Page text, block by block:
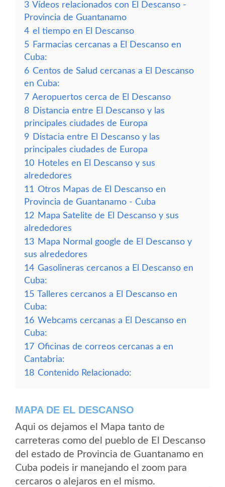
3 Vídeos relacionados con El Descanso -
Provincia de Guantanamo
4 el tiempo en El Descanso
5 Farmacias cercanas a El Descanso en
Cuba:
6 Centos de Salud cercanas a El Descanso
en Cuba:
7 Aeropuertos cerca de El Descanso
8 Distancia entre El Descanso y las
principales ciudades de Europa
9 Distacia entre El Descanso y las
principales ciudades de Europa
10 Hoteles en El Descanso y sus
alrededores
11 Otros Mapas de El Descanso en
Provincia de Guantanamo - Cuba
12 Mapa Satelite de El Descanso y sus
alrededores
13 Mapa Normal google de El Descanso y
sus alrededores
14 Gasolineras cercanos a El Descanso en
Cuba:
15 Talleres cercanos a El Descanso en
Cuba:
16 Webcams cercanas a El Descanso en
Cuba:
17 Oficinas de correos cercanas a en
Cantabria:
18 Contenido Relacionado:
MAPA DE EL DESCANSO
Aqui os dejamos el Mapa tanto de
carreteras como del pueblo de El Descanso
del estado de Provincia de Guantanamo en
Cuba podeis ir manejando el zoom para
cercaros o alejaros en el mismo.